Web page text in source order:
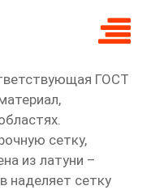
гост 6613
ГОСТ
сетку,
из латуни –
наделяет сетку